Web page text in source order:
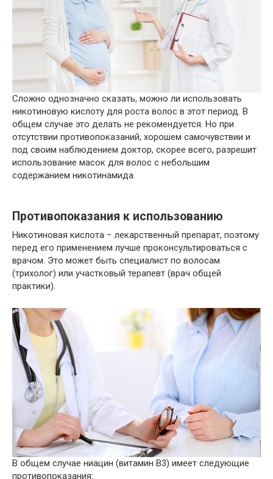
Сложно однозначно сказать, можно ли использовать
никотиновую кислоту для роста волос в этот период. В
общем случае это делать не рекомендуется. Но при
отсутствии противопоказаний, хорошем самочувствии и
под своим наблюдением доктор, скорее всего, разрешит
использование масок для волос с небольшим
содержанием никотинамида.
Противопоказания к использованию
Никотиновая кислота − лекарственный препарат, поэтому
перед его применением лучше проконсультироваться с
врачом. Это может быть специалист по волосам
(трихолог) или участковый терапевт (врач общей
практики).
В общем случае ниацин (витамин В3) имеет следующие
противопоказания: